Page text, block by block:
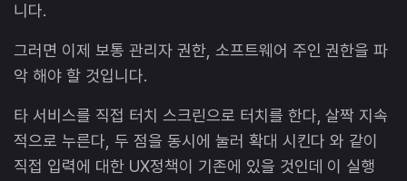
니다.
그러면 이제 보통 관리자 권한, 소프트웨어 주인 권한을 파
악 해야 할 것입니다.
타 서비스를 직접 터치 스크린으로 터치를 한다, 살짝 지속
적으로 누른다, 두 점을 동시에 눌러 확대 시킨다 와 같이
직접 입력에 대한 UX정책이 기존에 있을 것인데 이 실행